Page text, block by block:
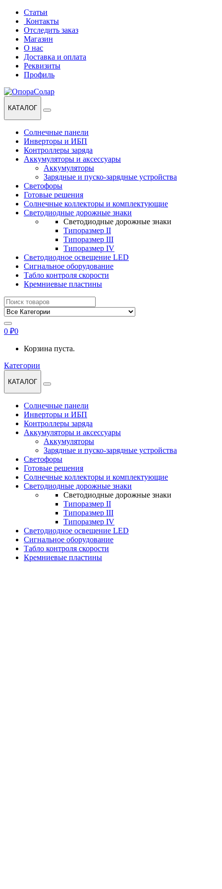
Перейти
навигации
Перейти
содержанию
Статьи
Контакты
Отследить заказ
Магазин
О нас
Доставка и оплата
Реквизиты
Профиль
КАТАЛОГ
Солнечные панели
Инверторы и ИБП
Контроллеры заряда
Аккумуляторы и аксессуары
Аккумуляторы
Зарядные и пуско-зарядные устройства
Светофоры
Готовые решения
Солнечные коллекторы и комплектующие
Светодиодные дорожные знаки
Светодиодные дорожные знаки
Типоразмер II
Типоразмер III
Типоразмер IV
Светодиодное освещение LED
Сигнальное оборудование
Табло контроля скорости
Кремниевые пластины
Найти:
0 ₽0
Корзина пуста.
Категории
КАТАЛОГ
Солнечные панели
Инверторы и ИБП
Контроллеры заряда
Аккумуляторы и аксессуары
Аккумуляторы
Зарядные и пуско-зарядные устройства
Светофоры
Готовые решения
Солнечные коллекторы и комплектующие
Светодиодные дорожные знаки
Светодиодные дорожные знаки
Типоразмер II
Типоразмер III
Типоразмер IV
Светодиодное освещение LED
Сигнальное оборудование
Табло контроля скорости
Кремниевые пластины